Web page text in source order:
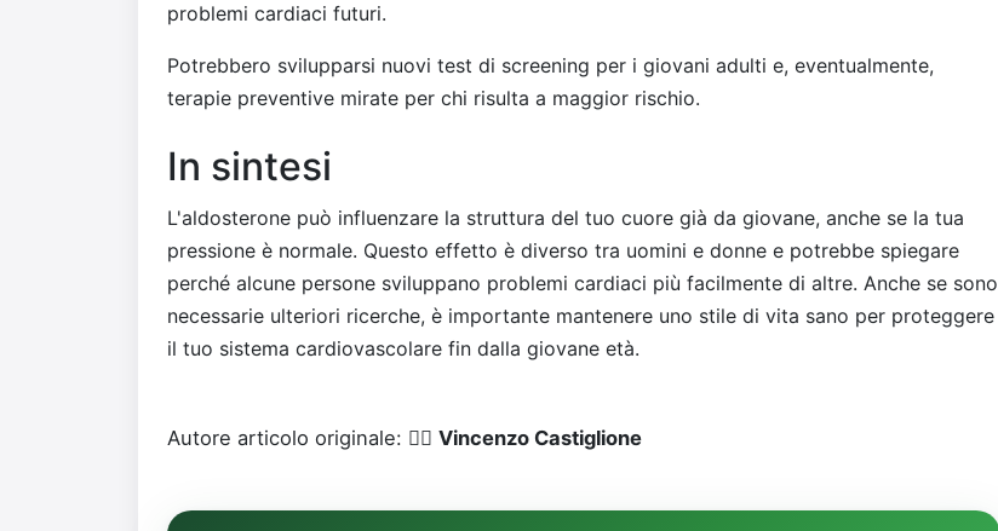
problemi cardiaci futuri.
Potrebbero svilupparsi nuovi test di screening per i giovani adulti e, eventualmente,
terapie preventive mirate per chi risulta a maggior rischio.
In sintesi
L'aldosterone può influenzare la struttura del tuo cuore già da giovane, anche se la tua
pressione è normale. Questo effetto è diverso tra uomini e donne e potrebbe spiegare
perché alcune persone sviluppano problemi cardiaci più facilmente di altre. Anche se sono
necessarie ulteriori ricerche, è importante mantenere uno stile di vita sano per proteggere
il tuo sistema cardiovascolare fin dalla giovane età.
Autore articolo originale: 👨‍⚕️ Vincenzo Castiglione